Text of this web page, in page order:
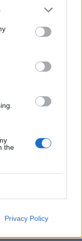
the
Privacy Policy
στο
Στάδιο
Γήπεδο
Δημοτικό
Γήπεδο
στο